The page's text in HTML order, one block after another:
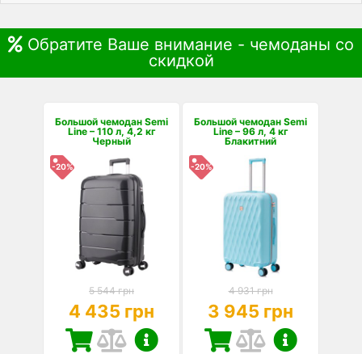
Обратите Ваше внимание - чемоданы со
скидкой
Большой чемодан Semi
Line – 110 л, 4,2 кг
Черный
-20%
5 544 грн
4 435 грн
Большой чемодан Semi
Line – 96 л, 4 кг
Блакитний
-20%
4 931 грн
3 945 грн